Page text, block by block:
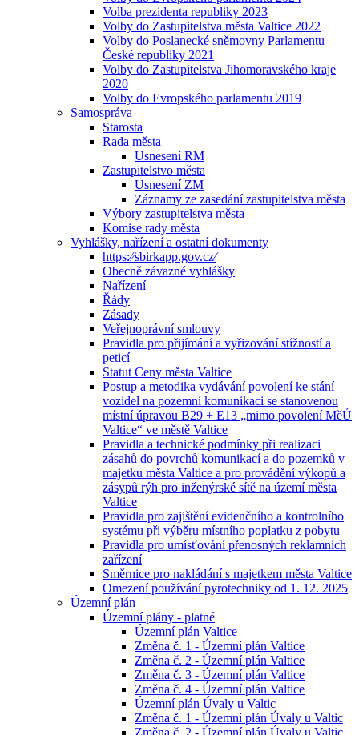
Volba prezidenta republiky 2023
Volby do Zastupitelstva města Valtice 2022
Volby do Poslanecké sněmovny Parlamentu
České republiky 2021
Volby do Zastupitelstva Jihomoravského kraje
2020
Volby do Evropského parlamentu 2019
Samospráva
Starosta
Rada města
Usnesení RM
Zastupitelstvo města
Usnesení ZM
Záznamy ze zasedání zastupitelstva města
Výbory zastupitelstva města
Komise rady města
Vyhlášky, nařízení a ostatní dokumenty
https:⁄⁄sbirkapp.gov.cz⁄
Obecně závazné vyhlášky
Nařízení
Řády
Zásady
Veřejnoprávní smlouvy
Pravidla pro přijímání a vyřizování stížností a
peticí
Statut Ceny města Valtice
Postup a metodika vydávání povolení ke stání
vozidel na pozemní komunikaci se stanovenou
místní úpravou B29 + E13 „mimo povolení MěÚ
Valtice“ ve městě Valtice
Pravidla a technické podmínky při realizaci
zásahů do povrchů komunikací a do pozemků v
majetku města Valtice a pro provádění výkopů a
zásypů rýh pro inženýrské sítě na území města
Valtice
Pravidla pro zajištění evidenčního a kontrolního
systému při výběru místního poplatku z pobytu
Pravidla pro umísťování přenosných reklamních
zařízení
Směrnice pro nakládání s majetkem města Valtice
Omezení používání pyrotechniky od 1. 12. 2025
Územní plán
Územní plány - platné
Územní plán Valtice
Změna č. 1 - Územní plán Valtice
Změna č. 2 - Územní plán Valtice
Změna č. 3 - Územní plán Valtice
Změna č. 4 - Územní plán Valtice
Územní plán Úvaly u Valtic
Změna č. 1 - Územní plán Úvaly u Valtic
Změna č. 2 - Územní plán Úvaly u Valtic